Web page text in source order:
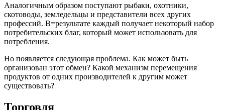
Аналогичным образом поступают рыбаки, охотники,
скотоводы, земледельцы и представители всех других
профессий. В=результате каждый получает некоторый набор
потребительских благ, который может использовать для
потребления.
Но появляется следующая проблема. Как может быть
организован этот обмен? Какой механизм перемещения
продуктов от одних производителей к другим может
существовать?
Торговля